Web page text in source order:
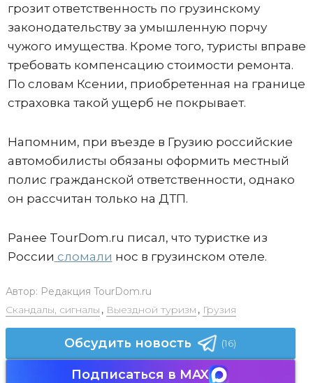
грозит ответственность по грузинскому
законодательству за умышленную порчу
чужого имущества. Кроме того, туристы вправе
требовать компенсацию стоимости ремонта.
По словам Ксении, приобретенная на границе
страховка такой ущерб не покрывает.
Напомним, при въезде в Грузию российские
автомобилисты обязаны оформить местный
полис гражданской ответственности, однако
он рассчитан только на ДТП.
Ранее TourDom.ru писал, что туристке из
России сломали нос в грузинском отеле.
Автор: Редакция TourDom.ru
Скандалы, сигналы , Выездной туризм , Грузия
Обсудить новость (16)
Подписаться в MAX